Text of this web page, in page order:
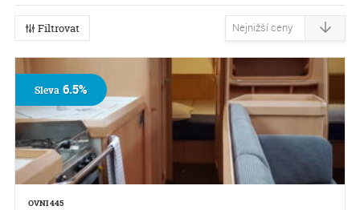
Filtrovat
OVNI 445
Sleva6.5%